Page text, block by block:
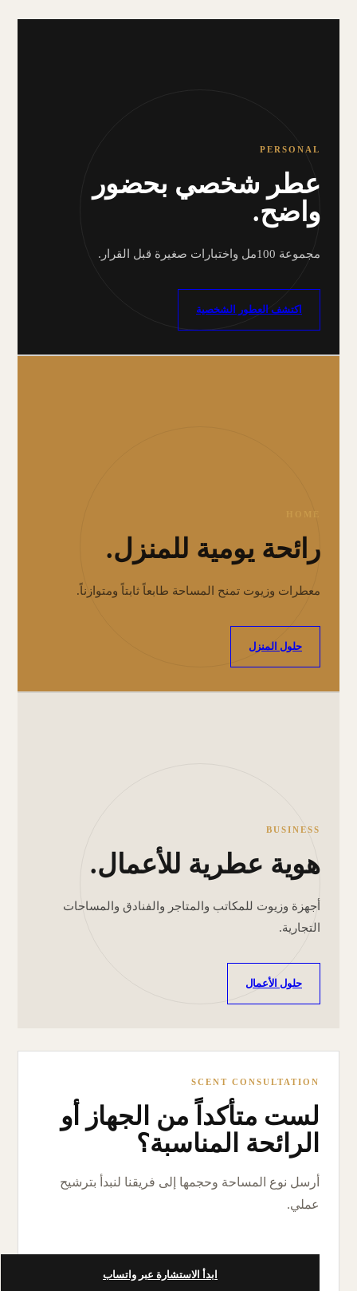
PERSONAL
عطر شخصي بحضور
واضح.
مجموعة 100مل واختبارات صغيرة قبل القرار.
اكتشف العطور الشخصية
HOME
رائحة يومية للمنزل.
معطرات وزيوت تمنح المساحة طابعاً ثابتاً ومتوازناً.
حلول المنزل
BUSINESS
هوية عطرية للأعمال.
أجهزة وزيوت للمكاتب والمتاجر والفنادق والمساحات
التجارية.
حلول الأعمال
SCENT CONSULTATION
لست متأكداً من الجهاز أو
الرائحة المناسبة؟
أرسل نوع المساحة وحجمها إلى فريقنا لنبدأ بترشيح
عملي.
ابدأ الاستشارة عبر واتساب